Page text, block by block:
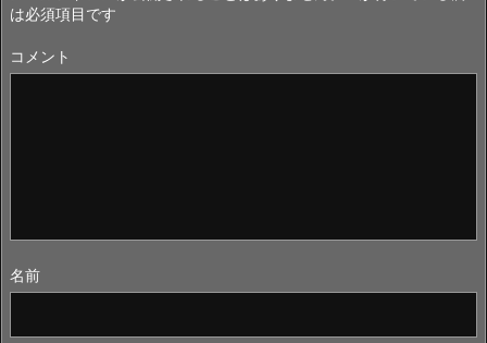
は必須項目です
コメント
名前